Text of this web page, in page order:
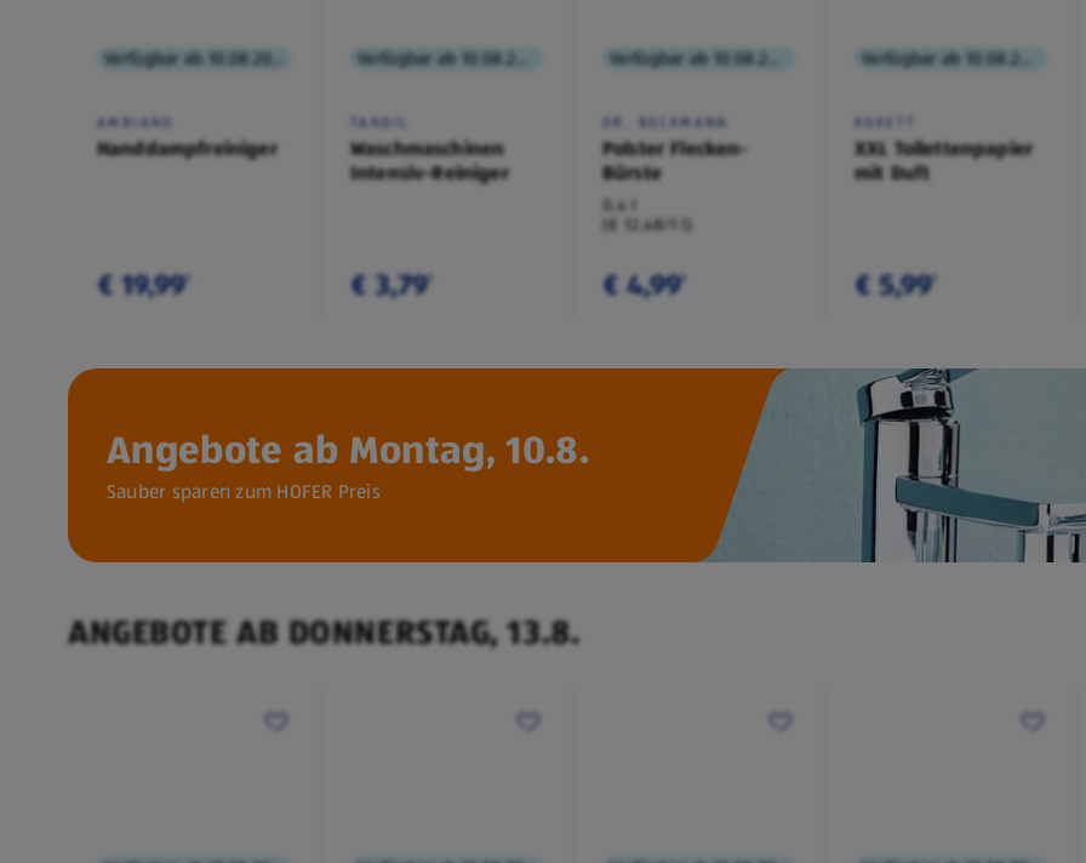
AMBIANO
Handdampfreiniger
€ 19,99¹
TANDIL
Waschmaschinen
Intensiv-Reiniger
€ 3,79¹
DR. BECKMANN
Polster Flecken-
Bürste
0,4 l
(€ 12,48/1 l)
€ 4,99¹
KOKETT
XXL Toilettenpapier
mit Duft
€ 5,99¹
Angebote ab Montag, 10.8.
Sauber sparen zum HOFER Preis
ANGEBOTE AB DONNERSTAG, 13.8.